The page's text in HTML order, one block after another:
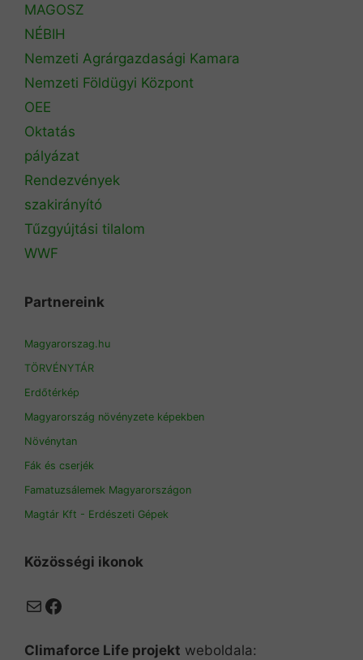
MAGOSZ
NÉBIH
Nemzeti Agrárgazdasági Kamara
Nemzeti Földügyi Központ
OEE
Oktatás
pályázat
Rendezvények
szakirányító
Tűzgyújtási tilalom
WWF
Partnereink
Magyarorszag.hu
TÖRVÉNYTÁR
Erdőtérkép
Magyarország növényzete képekben
Növénytan
Fák és cserjék
Famatuzsálemek Magyarországon
Magtár Kft - Erdészeti Gépek
Közösségi ikonok
MailFacebook
Climaforce Life projekt weboldala: